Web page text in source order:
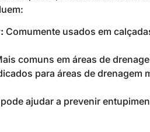
Comumente usados em
comuns em áreas de
para áreas de drenagem
ajudar a prevenir